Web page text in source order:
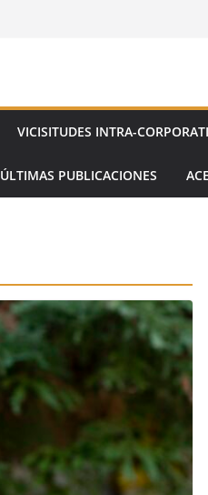
VICISITUDES INTRA-
ÚLTIMAS PUBLICACIONES